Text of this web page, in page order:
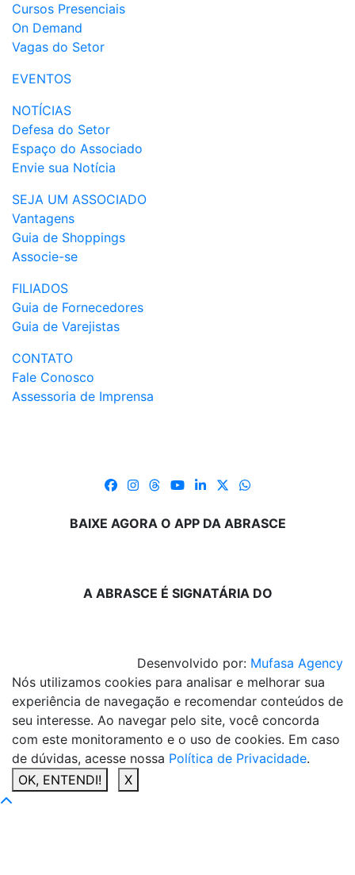
Cursos Presenciais
On Demand
Vagas do Setor
EVENTOS
NOTÍCIAS
Defesa do Setor
Espaço do Associado
Envie sua Notícia
SEJA UM ASSOCIADO
Vantagens
Guia de Shoppings
Associe-se
FILIADOS
Guia de Fornecedores
Guia de Varejistas
CONTATO
Fale Conosco
Assessoria de Imprensa
BAIXE AGORA O APP DA ABRASCE
A ABRASCE É SIGNATÁRIA DO
Desenvolvido por: Mufasa Agency
Nós utilizamos cookies para analisar e melhorar sua
experiência de navegação e recomendar conteúdos de
seu interesse. Ao navegar pelo site, você concorda
com este monitoramento e o uso de cookies. Em caso
de dúvidas, acesse nossa Política de Privacidade.
OK, ENTENDI!
X